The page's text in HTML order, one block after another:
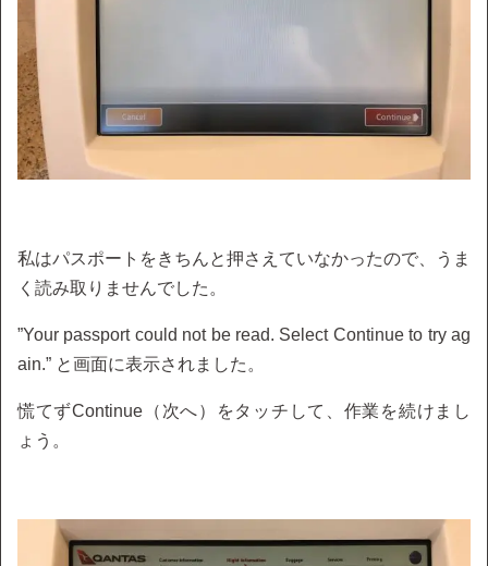
私はパスポートをきちんと押さえていなかったので、うま
く読み取りませんでした。
”Your passport could not be read. Select Continue to try ag
ain.” と画面に表示されました。
慌てずContinue（次へ）をタッチして、作業を続けまし
ょう。